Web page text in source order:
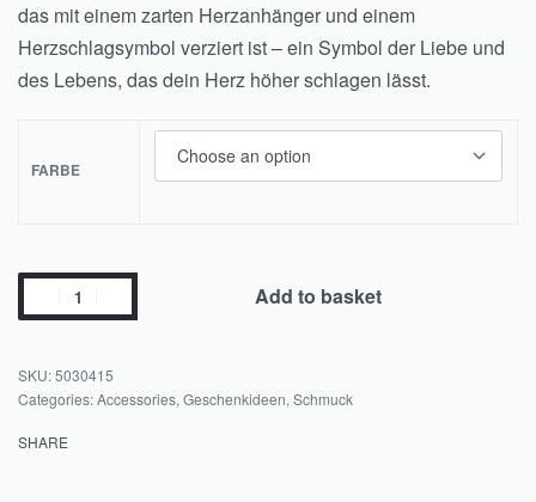
das mit einem zarten Herzanhänger und einem
Herzschlagsymbol verziert ist – ein Symbol der Liebe und
des Lebens, das dein Herz höher schlagen lässt.
FARBE
Add to basket
5030415
Categories:Accessories, Geschenkideen, Schmuck
SHARE